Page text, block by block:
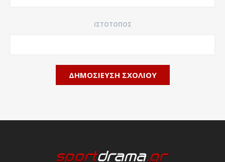
ΙΣΤΌΤΟΠΟΣ